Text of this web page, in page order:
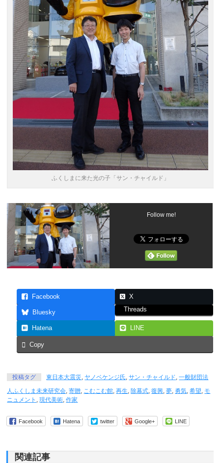
ふくしまに来た光の子「サン・チャイルド」
Follow me!
Facebook X
Bluesky Threads
Hatena LINE
Copy
投稿タグ 東日本大震災 , ヤノベケンジ氏,サン・チャイルド,一般財団法
人ふくしま未来研究会,寄贈, こむこむ館,再生,除幕式,復興,夢, 勇気,希望, モ
ニュメント ,現代美術,作家
Facebook Hatena twitter Google+ LINE
関連記事